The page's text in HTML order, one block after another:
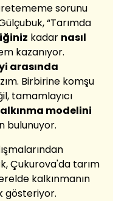
sorunu
“Tarımda
kadar nasıl
kazanıyor.
arasında
Birbirine komşu
tamamlayıcı
modelini
bulunuyor.
Çukurova'da tarım
kalkınmanın
gösteriyor.